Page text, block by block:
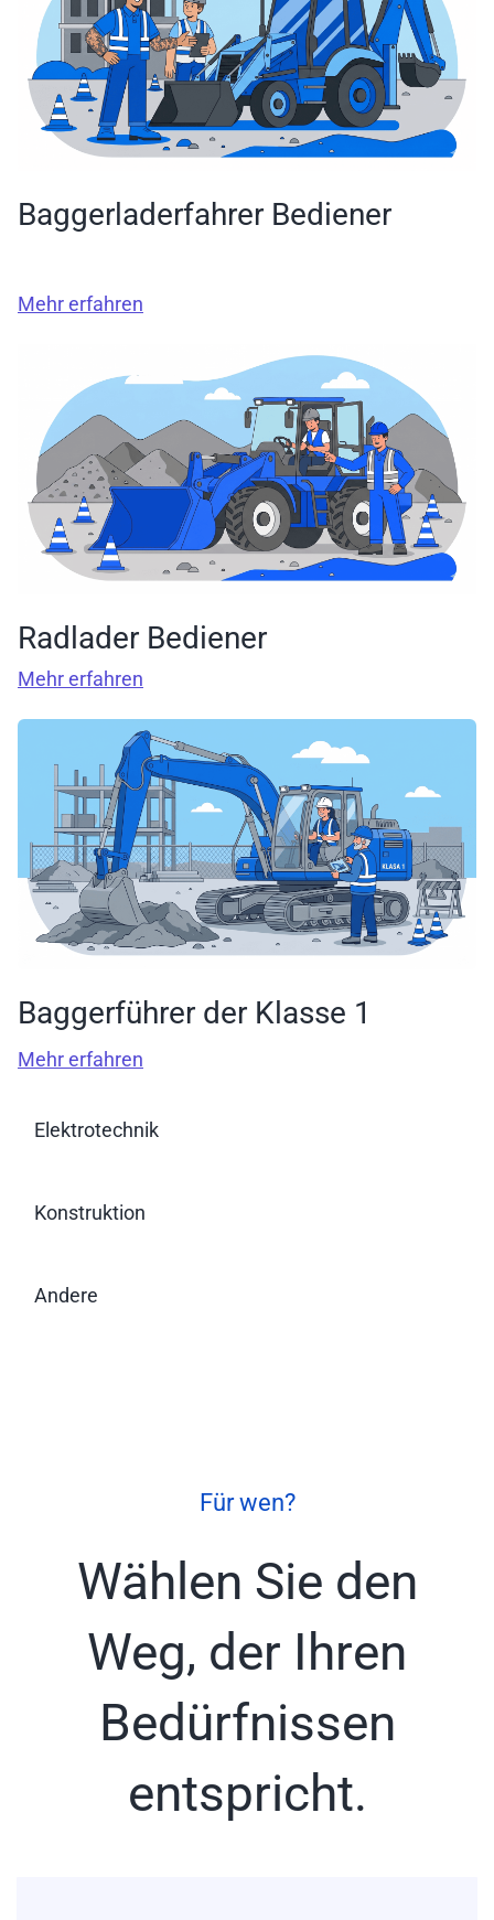
Baggerladerfahrer Bediener
Mehr erfahren
Radlader Bediener
Mehr erfahren
Baggerführer der Klasse 1
Mehr erfahren
Elektrotechnik
Elektriker SEP G1
Konstruktion
Baggerladerfahrer Bediener
Mehr erfahren
Andere
Für wen?
Wählen Sie den
Weg, der Ihren
Bedürfnissen
entspricht.